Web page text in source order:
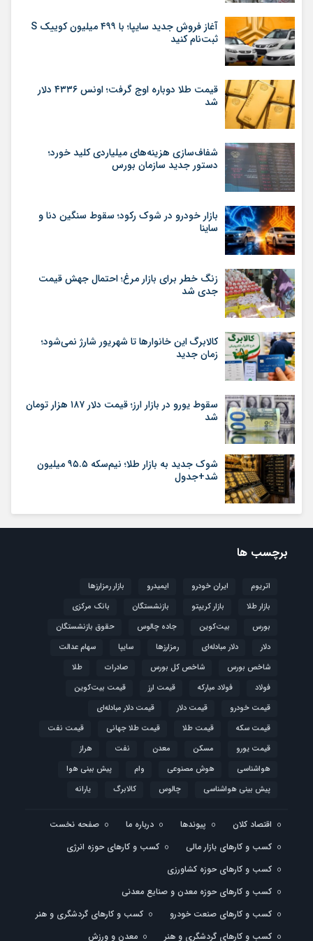
آغاز فروش جدید سایپا؛ با ۴۹۹ میلیون کوییک S
ثبت‌نام کنید
قیمت طلا دوباره اوج گرفت؛ اونس ۴۳۳۶ دلار
شد
شفاف‌سازی هزینه‌های میلیاردی کلید خورد؛
دستور جدید سازمان بورس
بازار خودرو در شوک رکود؛ سقوط سنگین دنا و
ساینا
زنگ خطر برای بازار مرغ؛ احتمال جهش قیمت
جدی شد
کالابرگ این خانوارها تا شهریور شارژ نمی‌شود؛
زمان جدید
سقوط یورو در بازار ارز؛ قیمت دلار ۱۸۷ هزار تومان
شد
شوک جدید به بازار طلا؛ نیم‌سکه ۹۵.۵ میلیون
شد+جدول
برچسب ها
اتریوم ایران خودرو ایمیدرو
بازار رمزارزها
بازار طلا
بازار کریپتو بازنشستگان
بانک مرکزی
بورس
بیت‌کوین جاده چالوس
حقوق بازنشستگان
دلار
دلار مبادله‌ای رمزارزها سایپا
سهام عدالت
شاخص بورس
شاخص کل بورس صادرات
طلا
فولاد
فولاد مبارکه قیمت ارز
قیمت بیت‌کوین
قیمت خودرو
قیمت دلار
قیمت دلار مبادله‌ای
قیمت سکه
قیمت طلا قیمت طلا جهانی
قیمت نفت
قیمت یورو
مسکن معدن نفت
هراز
هواشناسی
هوش مصنوعی وام
پیش بینی هوا
پیش بینی هواشناسی
چالوس کالابرگ یارانه
اقتصاد کلان پیوندها درباره ما
صفحه نخست
کسب و کارهای بازار مالی
کسب و کارهای حوزه انرژی
کسب و کارهای حوزه کشاورزی
کسب و کارهای حوزه معدن و صنایع معدنی
کسب و کارهای صنعت خودرو
کسب و کارهای گردشگری و هنر
کسب و کارهای گردشگری و هنر
معدن و ورزش